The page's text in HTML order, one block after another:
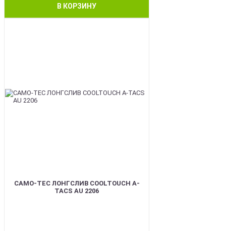
В КОРЗИНУ
CAMO-TEC ЛОНГСЛИВ COOLTOUCH A-
TACS AU 2206